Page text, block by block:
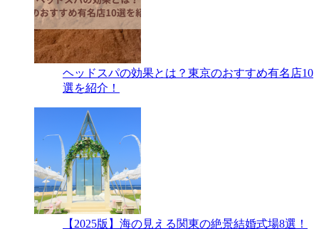
ヘッドスパの効果とは？東京のおすすめ有名店10
選を紹介！
【2025版】海の見える関東の絶景結婚式場8選！